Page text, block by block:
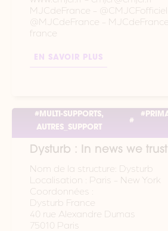
MJCdeFrance - @CMJCFofficiel -
@MJCdeFrance -
france
EN SAVOIR PLUS
#MULTI-SUPPORTS,
AUTRES_SUPPORT
#
Dysturb : In news we trust
Nom de la structure: Dysturb
Localisation : Paris - New York
Coordonnées :
Dysturb France
40 rue Alexandre Dumas
75010 Paris